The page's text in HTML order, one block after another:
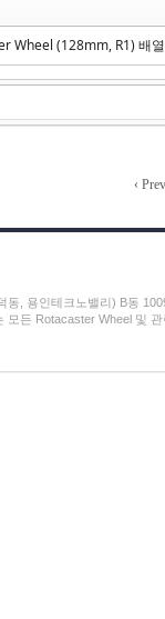
Wheel (128mm, R1) 배
‹ Prev
5
5
, 용인테크노밸리) B동
든 Rotacaster Wheel 및